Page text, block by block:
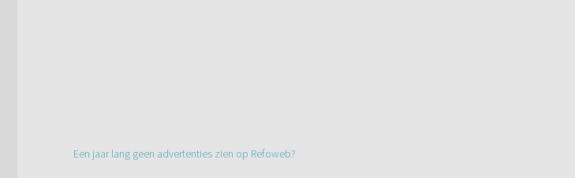
Een jaar lang geen advertenties zien op Refoweb?